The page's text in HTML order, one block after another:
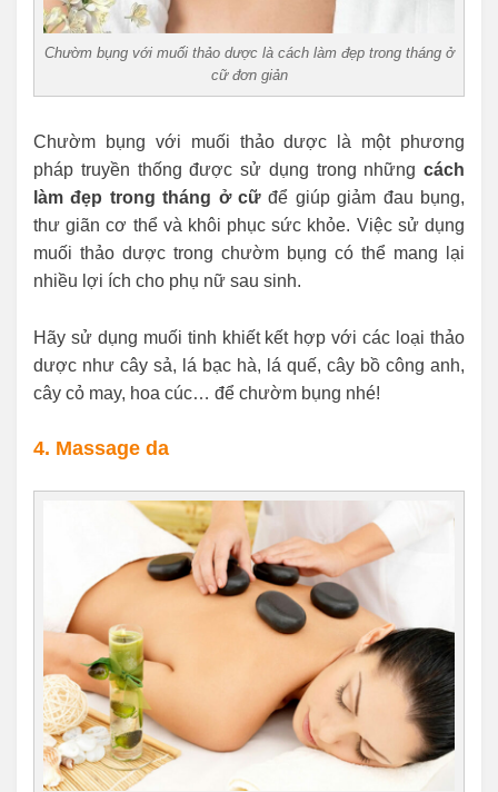
Chườm bụng với muối thảo dược là cách làm đẹp trong tháng ở
cữ đơn giản
Chườm bụng với muối thảo dược là một phương
pháp truyền thống được sử dụng trong những cách
làm đẹp trong tháng ở cữ để giúp giảm đau bụng,
thư giãn cơ thể và khôi phục sức khỏe. Việc sử dụng
muối thảo dược trong chườm bụng có thể mang lại
nhiều lợi ích cho phụ nữ sau sinh.
Hãy sử dụng muối tinh khiết kết hợp với các loại thảo
dược như cây sả, lá bạc hà, lá quế, cây bồ công anh,
cây cỏ may, hoa cúc… để chườm bụng nhé!
4. Massage da